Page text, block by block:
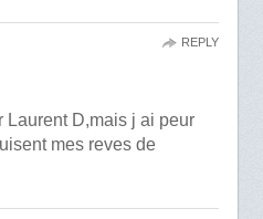
Laurent D,mais j ai peur
mes reves de
REPLY